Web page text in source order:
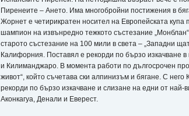
Пиренеите – Ането. Има многобройни постижения в
Жорнет е четирикратен носител на Европейската купа
шампион на извънредно тежкото състезание
старото състезание на 100 мили в света – „Западни
Калифорния. Поставял е рекорди по бързо изкачване в
и Килиманджаро. В момента работи по дългосрочен
живот“, който съчетава ски алпинизъм и бягане. С
рекорди по бързо изкачване и слизане на едни от най-
Аконкагуа, Денали и Еверест.